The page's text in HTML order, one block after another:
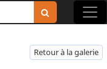
Retour à la galerie